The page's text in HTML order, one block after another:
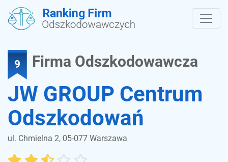
9 Firma Odszkodowawcza
JW GROUP Centrum
Odszkodowań
ul. Chmielna 2, 05-077 Warszawa